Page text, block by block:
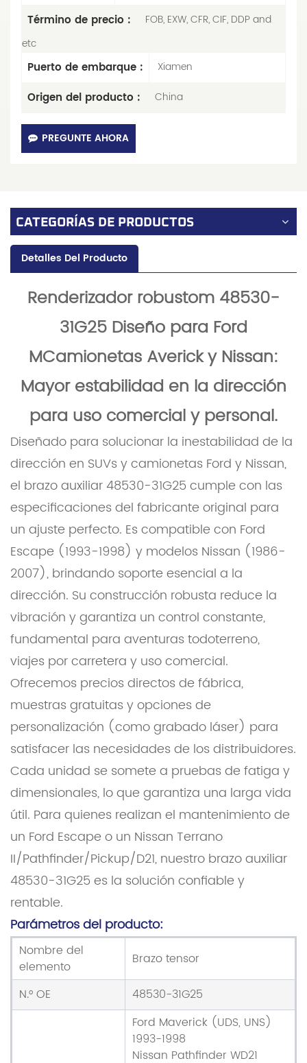
Término de precio :
FOB, EXW, CFR, CIF, DDP and
etc
Puerto de embarque : Xiamen
Origen del producto : China
PREGUNTE AHORA
CATEGORÍAS DE PRODUCTOS
Detalles Del Producto
Renderizador robustom 48530-
31G25 Diseño para Ford
MCamionetas Averick y Nissan:
Mayor estabilidad en la dirección
para uso comercial y personal.
Diseñado para solucionar la inestabilidad de la
dirección en SUVs y camionetas Ford y Nissan,
el brazo auxiliar 48530-31G25 cumple con las
especificaciones del fabricante original para
un ajuste perfecto. Es compatible con Ford
Escape (1993-1998) y modelos Nissan (1986-
2007), brindando soporte esencial a la
dirección. Su construcción robusta reduce la
vibración y garantiza un control constante,
fundamental para aventuras todoterreno,
viajes por carretera y uso comercial.
Ofrecemos precios directos de fábrica,
muestras gratuitas y opciones de
personalización (como grabado láser) para
satisfacer las necesidades de los distribuidores.
Cada unidad se somete a pruebas de fatiga y
dimensionales, lo que garantiza una larga vida
útil. Para quienes realizan el mantenimiento de
un Ford Escape o un Nissan Terrano
II/Pathfinder/Pickup/D21, nuestro brazo auxiliar
48530-31G25 es la solución confiable y
rentable.
Parámetros del producto:
Nombre del
elemento
Brazo tensor
N.° OE
48530-31G25
Ford Maverick (UDS, UNS)
1993-1998
Nissan Pathfinder WD21